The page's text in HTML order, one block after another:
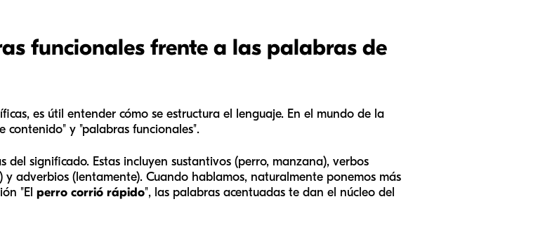
funcionales frente a las palabras de
es útil entender cómo se estructura el lenguaje. En el mundo de la
contenido" y "palabras funcionales".
del significado. Estas incluyen sustantivos (perro, manzana), verbos
y adverbios (lentamente). Cuando hablamos, naturalmente ponemos más
"El perro corrió rápido", las palabras acentuadas te dan el núcleo del